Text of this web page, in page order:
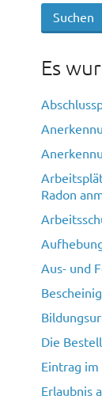
Es
Radon
Aus- und
Die
Eintrag
Erlaubnis